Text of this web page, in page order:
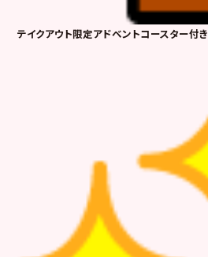
テイクアウト限定アドベントコースター付き